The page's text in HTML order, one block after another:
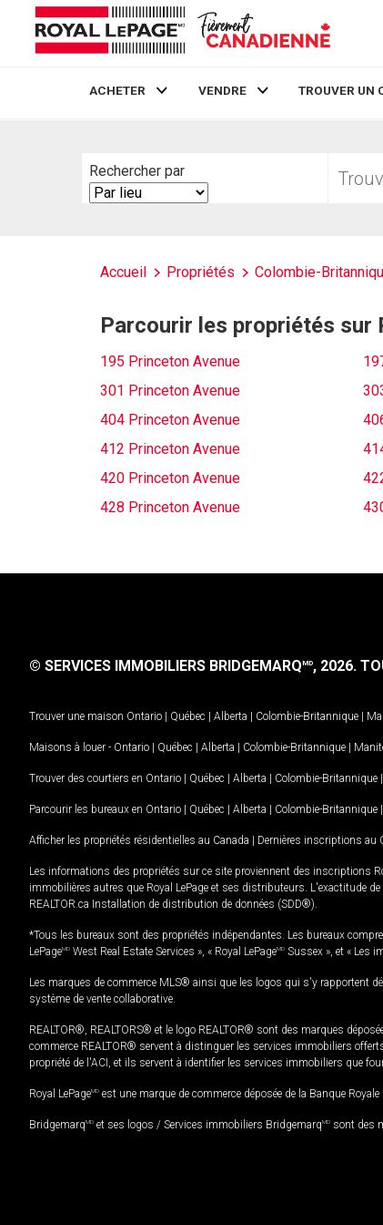
ACHETER VENDRE TROUVER UN
Rechercher par
Search
By
votre
Accueil Propriétés Colombie-
Parcourir les propriétés sur
195 Princeton Avenue
301 Princeton Avenue
404 Princeton Avenue
412 Princeton Avenue
420 Princeton Avenue
428 Princeton Avenue
© SERVICES IMMOBILIERS BRIDGEMARQMD, 2026.
Trouver une maison Ontario | Québec | Alberta | Colombie-Britannique |
Maisons à louer - Ontario | Québec | Alberta | Colombie-Britannique |
Trouver des courtiers en Ontario | Québec | Alberta | Colombie-Britannique |
Parcourir les bureaux en Ontario | Québec | Alberta | Colombie-Britannique |
Afficher les propriétés résidentielles au Canada | Dernières inscriptions au
Les informations des propriétés sur ce site proviennent des inscriptions
immobilières autres que Royal LePage et ses distributeurs. L'exactitude
REALTOR.ca Installation de distribution de données (SDD®).
*Tous les bureaux sont des propriétés indépendantes. Les bureaux
LePageMD West Real Estate Services », « Royal LePageMD Sussex », et « Les
Les marques de commerce MLS® ainsi que les logos qui s'y rapportent
système de vente collaborative.
REALTOR®, REALTORS® et le logo REALTOR® sont des marques
commerce REALTOR® servent à distinguer les services immobiliers
propriété de l'ACI, et ils servent à identifier les services immobiliers que
Royal LePageMD est une marque de commerce déposée de la Banque
BridgemarqMD et ses logos / Services immobiliers BridgemarqMD sont des